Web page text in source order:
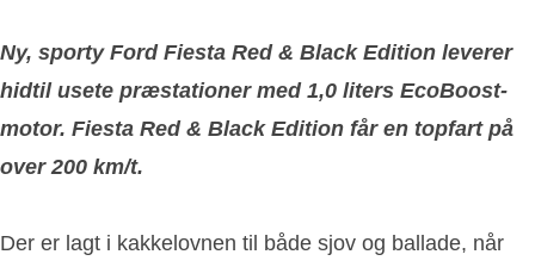
Ny, sporty Ford Fiesta Red & Black Edition leverer
hidtil usete præstationer med 1,0 liters EcoBoost-
motor. Fiesta Red & Black Edition får en topfart på
over 200 km/t.
Der er lagt i kakkelovnen til både sjov og ballade, når